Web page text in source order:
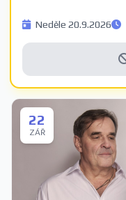
Neděle 20.9.2026
22
ZÁŘ